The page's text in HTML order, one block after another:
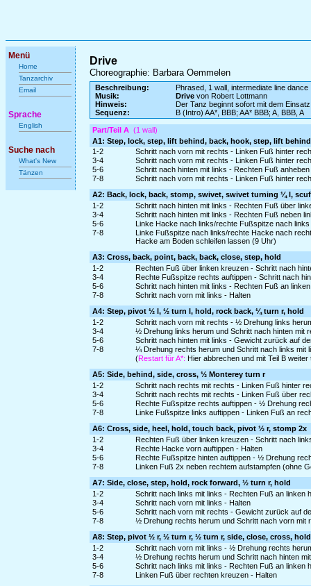
Menü
Home
Tanzarchiv
Email
Sprache
English
Suche nach
What's New
Tänzen
Drive
Choreographie: Barbara Oemmelen
Beschreibung:
Phrased, 1 wall, intermediate line dance
Musik:
Drivevon Robert Lottmann
Hinweis:
Der Tanz beginnt sofort mit dem
Sequenz:
B (Intro) AA*, BBB; AA* BBB; A, BBB, A
Part/Teil A (1 wall)
A1: Step, lock, step, lift behind, back, hook, step, lift behind
1-2
Schritt nach vorn mit rechts - Linken Fuß hinter
3-4
Schritt nach vorn mit rechts - Linken Fuß hinter
5-6
Schritt nach hinten mit links - Rechten Fuß
7-8
Schritt nach vorn mit rechts - Linken Fuß hinter
A2: Back, lock, back, stomp, swivet, swivet turning ¼ l,
1-2
Schritt nach hinten mit links - Rechten Fuß über
3-4
Schritt nach hinten mit links - Rechten Fuß neben
5-6
Linke Hacke nach links/rechte Fußspitze nach
7-8
Linke Fußspitze nach links/rechte Hacke nach
Hacke am Boden schleifen lassen (9 Uhr)
A3: Cross, back, point, back, back, close, step, hold
1-2
Rechten Fuß über linken kreuzen - Schritt nach
3-4
Rechte Fußspitze rechts auftippen - Schritt nach
5-6
Schritt nach hinten mit links - Rechten Fuß an
7-8
Schritt nach vorn mit links - Halten
A4: Step, pivot ½ l, ½ turn l, hold, rock back, ¼ turn r, hold
1-2
Schritt nach vorn mit rechts - ½ Drehung links
3-4
½ Drehung links herum und Schritt nach hinten mit
5-6
Schritt nach hinten mit links - Gewicht zurück auf
7-8
¼ Drehung rechts herum und Schritt nach links mit
(Restart für A*: Hier abbrechen und mit Teil B weiter
A5: Side, behind, side, cross, ½ Monterey turn r
1-2
Schritt nach rechts mit rechts - Linken Fuß hinter
3-4
Schritt nach rechts mit rechts - Linken Fuß über
5-6
Rechte Fußspitze rechts auftippen - ½ Drehung
7-8
Linke Fußspitze links auftippen - Linken Fuß an
A6: Cross, side, heel, hold, touch back, pivot ½ r, stomp 2x
1-2
Rechten Fuß über linken kreuzen - Schritt nach
3-4
Rechte Hacke vorn auftippen - Halten
5-6
Rechte Fußspitze hinten auftippen - ½ Drehung
7-8
Linken Fuß 2x neben rechtem aufstampfen (ohne
A7: Side, close, step, hold, rock forward, ½ turn r, hold
1-2
Schritt nach links mit links - Rechten Fuß an linken
3-4
Schritt nach vorn mit links - Halten
5-6
Schritt nach vorn mit rechts - Gewicht zurück auf
7-8
½ Drehung rechts herum und Schritt nach vorn mit
A8: Step, pivot ½ r, ½ turn r, ½ turn r, side, close, cross, hold
1-2
Schritt nach vorn mit links - ½ Drehung rechts
3-4
½ Drehung rechts herum und Schritt nach hinten
5-6
Schritt nach links mit links - Rechten Fuß an linken
7-8
Linken Fuß über rechten kreuzen - Halten